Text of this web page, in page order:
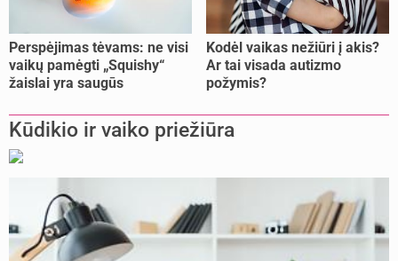
Perspėjimas tėvams: ne visi
vaikų pamėgti „Squishy“
žaislai yra saugūs
Kodėl vaikas nežiūri į akis?
Ar tai visada autizmo
požymis?
Kūdikio ir vaiko priežiūra